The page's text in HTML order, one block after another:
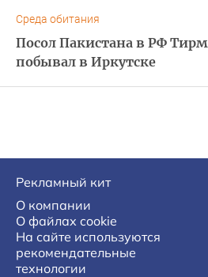
Среда обитания
Посол Пакистана в РФ
побывал в Иркутске
Рекламный кит
О компании
О файлах cookie
На сайте используются
рекомендательные
технологии